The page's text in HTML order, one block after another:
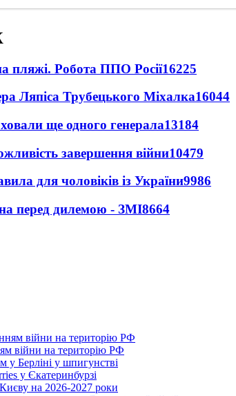
пляжі. Робота ППО Росії16225
Ляпіса Трубецького Міхалка16044
ще одного генерала13184
завершення війни10479
для чоловіків із України9986
перед дилемою - ЗМІ8664
війни на територію РФ
Берліні у шпигунстві
у Єкатеринбурзі
на 2026-2027 роки